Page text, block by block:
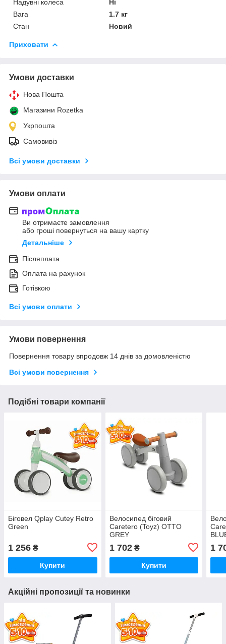
Надувні колеса
Ні
Вага
1.7 кг
Стан
Новий
Приховати
Умови доставки
Нова Пошта
Магазини Rozetka
Укрпошта
Самовивіз
Всі умови доставки
Умови оплати
Ви отримаєте замовлення
або гроші повернуться на вашу картку
Детальніше
Післяплата
Оплата на рахунок
Готівкою
Всі умови оплати
Умови повернення
Повернення товару впродовж 14 днів за домовленістю
Всі умови повернення
Подібні товари компанії
Біговел Qplay Cutey Retro
Green
1 256 ₴
Купити
Велосипед біговий
Caretero (Toyz) OTTO
GREY
1 702₴
Купити
1
Акційні пропозиції та новинки